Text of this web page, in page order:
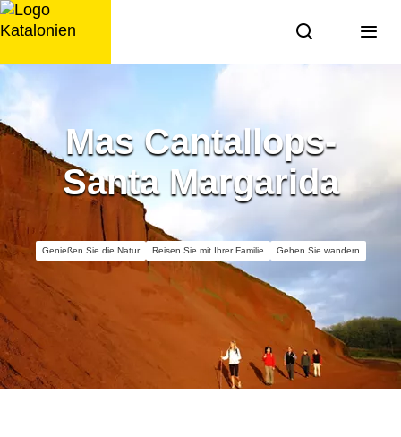
Zum
Inhalt
Mas Cantallops-
Santa Margarida
Genießen Sie die Natur Reisen Sie mit Ihrer Familie Gehen Sie wandern